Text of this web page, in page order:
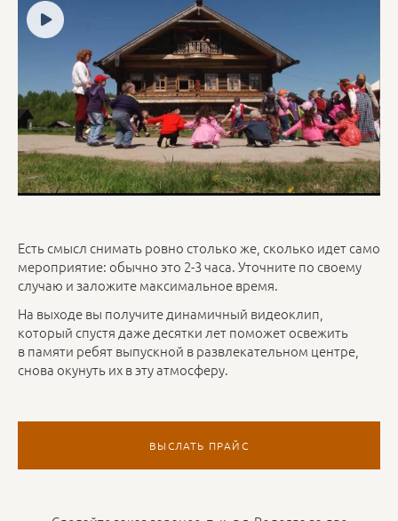
Есть смысл снимать ровно столько же, сколько идет само
мероприятие: обычно это 2-3 часа. Уточните по своему
случаю и заложите максимальное время.
На выходе вы получите динамичный видеоклип,
который спустя даже десятки лет поможет освежить
в памяти ребят выпускной в развлекательном центре,
снова окунуть их в эту атмосферу.
ВЫСЛАТЬ ПРАЙС